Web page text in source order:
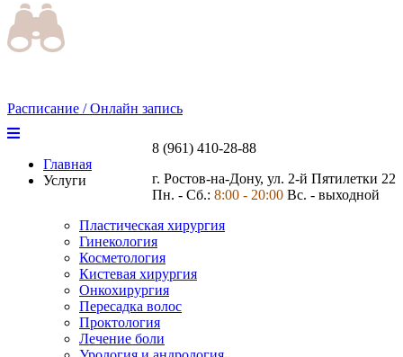
Расписание / Онлайн запись
8 (961) 410-28-88
г. Ростов-на-Дону, ул. 2-й Пятилетки 22
Пн. - Сб.: 8:00 - 20:00 Вс. - выходной
Главная
Услуги
Пластическая хирургия
Гинекология
Косметология
Кистевая хирургия
Онкохирургия
Пересадка волос
Проктология
Лечение боли